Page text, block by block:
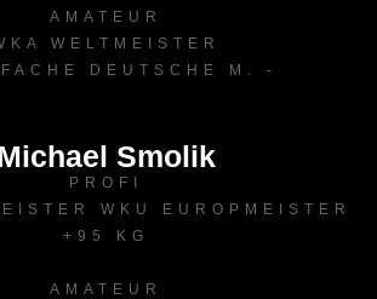
AMATEUR
WELTMEISTER
DEUTSCHE M. -
Smolik
PROFI
WKU EUROPMEISTER
+95 KG
AMATEUR